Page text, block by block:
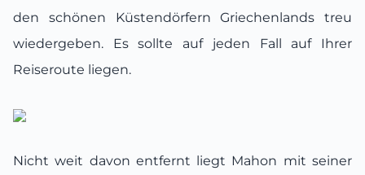
den schönen Küstendörfern Griechenlands treu
wiedergeben. Es sollte auf jeden Fall auf Ihrer
Reiseroute liegen.
Nicht weit davon entfernt liegt Mahon mit seiner